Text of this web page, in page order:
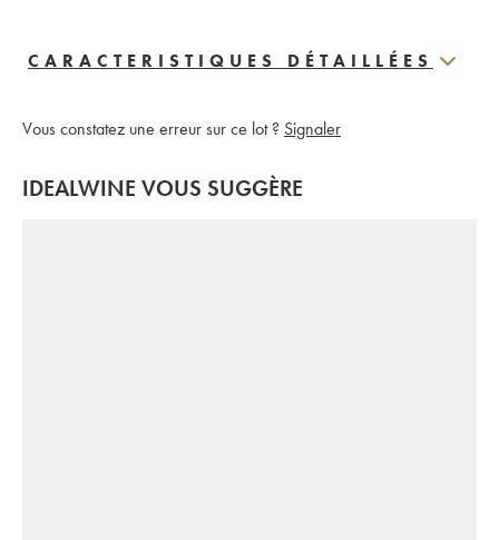
CARACTERISTIQUES DÉTAILLÉES
Vous constatez une erreur sur ce lot ? Signaler
IDEALWINE VOUS SUGGÈRE